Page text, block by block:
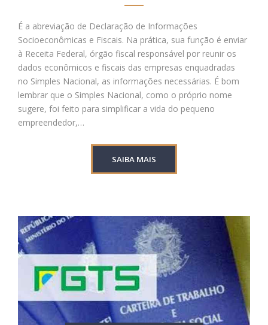
É a abreviação de Declaração de Informações
Socioeconômicas e Fiscais. Na prática, sua função é enviar
à Receita Federal, órgão fiscal responsável por reunir os
dados econômicos e fiscais das empresas enquadradas
no Simples Nacional, as informações necessárias. É bom
lembrar que o Simples Nacional, como o próprio nome
sugere, foi feito para simplificar a vida do pequeno
empreendedor,…
SAIBA MAIS